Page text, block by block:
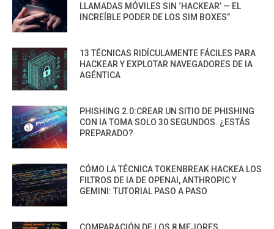
LLAMADAS MÓVILES SIN ‘HACKEAR’ — EL
INCREÍBLE PODER DE LOS SIM BOXES”
13 TÉCNICAS RIDÍCULAMENTE FÁCILES PARA
HACKEAR Y EXPLOTAR NAVEGADORES DE IA
AGÉNTICA
PHISHING 2.0:CREAR UN SITIO DE PHISHING
CON IA TOMA SOLO 30 SEGUNDOS. ¿ESTÁS
PREPARADO?
CÓMO LA TÉCNICA TOKENBREAK HACKEA LOS
FILTROS DE IA DE OPENAI, ANTHROPIC Y
GEMINI: TUTORIAL PASO A PASO
COMPARACIÓN DE LOS 8 MEJORES